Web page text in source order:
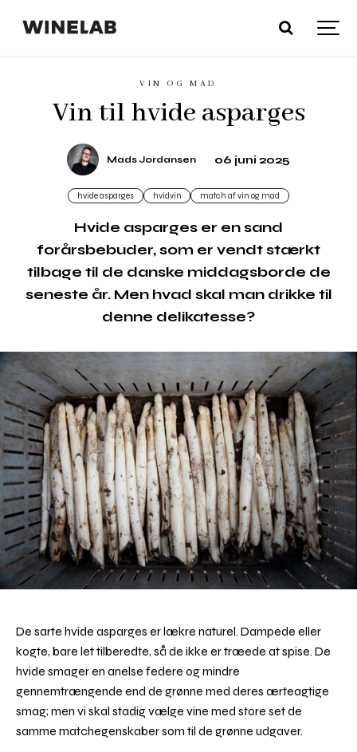
VIN OG MAD
Vin til hvide asparges
Mads Jordansen 06 juni 2025
hvide asparges hvidvin match af vin og mad
Hvide asparges er en sand
forårsbebuder, som er vendt stærkt
tilbage til de danske middagsborde de
seneste år. Men hvad skal man drikke til
denne delikatesse?
De sarte hvide asparges er lækre naturel. Dampede eller
kogte, bare let tilberedte, så de ikke er træede at spise. De
hvide smager en anelse federe og mindre
gennemtrængende end de grønne med deres ærteagtige
smag; men vi skal stadig vælge vine med store set de
samme matchegenskaber som til de grønne udgaver.